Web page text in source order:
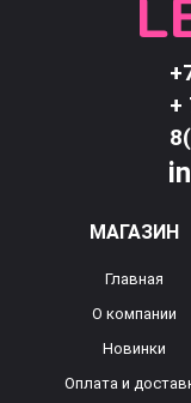
+
МАГАЗИН
Главная
О компании
Новинки
Оплата и